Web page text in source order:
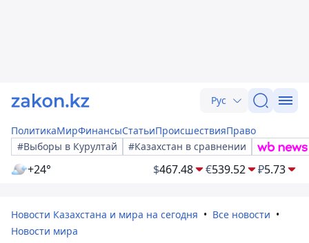
Рус
ПолитикаМирФинансыСтатьиПроисшествияПраво
#Выборы в Курултай
#Казахстан в сравнении
+24° $467.48 €539.52 ₽5.73
Новости Казахстана и мира на сегодня
Все новости
Новости мира